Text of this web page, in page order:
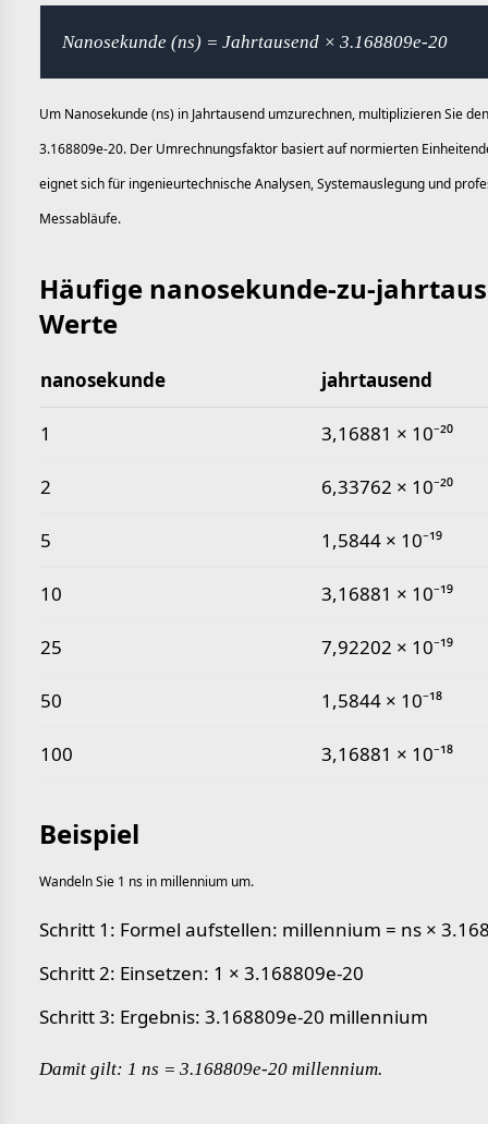
Nanosekunde (ns) = Jahrtausend × 3.168809e-20
Um Nanosekunde (ns) in Jahrtausend umzurechnen, multiplizieren Sie
3.168809e-20. Der Umrechnungsfaktor basiert auf normierten
eignet sich für ingenieurtechnische Analysen, Systemauslegung und
Messabläufe.
Häufige nanosekunde-zu-
Werte
Häufige nanosekunde-zu-jahrtausend-Werte
nanosekunde jahrtausend
1 3,16881 × 10⁻²⁰
2 6,33762 × 10⁻²⁰
5 1,5844 × 10⁻¹⁹
10 3,16881 × 10⁻¹⁹
25 7,92202 × 10⁻¹⁹
50 1,5844 × 10⁻¹⁸
100 3,16881 × 10⁻¹⁸
Beispiel
Wandeln Sie 1 ns in millennium um.
Schritt 1: Formel aufstellen: millennium = ns ×
Schritt 2: Einsetzen: 1 × 3.168809e-20
Schritt 3: Ergebnis: 3.168809e-20 millennium
Damit gilt: 1 ns = 3.168809e-20 millennium.